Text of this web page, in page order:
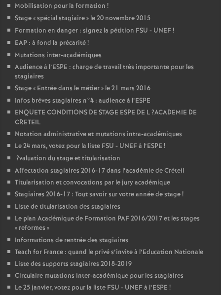
Mobilisation pour la formation !
Stage «spécial stagiaire» le 20 novembre 2015
Formation en danger : signez la pétition FSU - UNEF!
EAP : à fond la précarité!
Mutations inter-académiques
Audience à l’ESPE : charge de travail très importante pour les
stagiaires
Stage « Entrée dans le métier» le 21 mars 2016
Infos brèves stagiaires n°4 : audience à l’ESPE
ENQUETE CONDITIONS DE STAGE ESPE DE L?ACADEMIE DE
CRETEIL
Notation administrative et mutations intra-académiques
Le 24 mars, votez pour la liste FSU - UNEFà l’ESPE !
?valuation du stage et titularisation
Affectation stagiaires 2016-17 dans l’académie de Créteil
Titularisation et convocations par le jury académique
Stagiaires 2016-17 : Tout savoir sur votre année de stage!
Liste de titularisation des stagiaires
Le plan Académique de Formation PAF2016/2017 et les stages
« reformes »
Informations de rentrée des stagiaires
Teach for France : quand le privé s’invite à l’Education Nationale
Liste des supports stagiaires 2018-2019
Circulaire mutations inter-académique pour les stagiaires
Le 25 janvier, votez pour la liste FSU - UNEFà l’ESPE !